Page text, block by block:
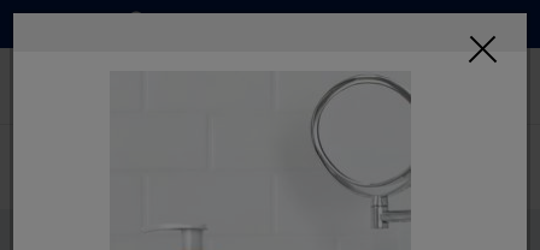
Guias De Skincare